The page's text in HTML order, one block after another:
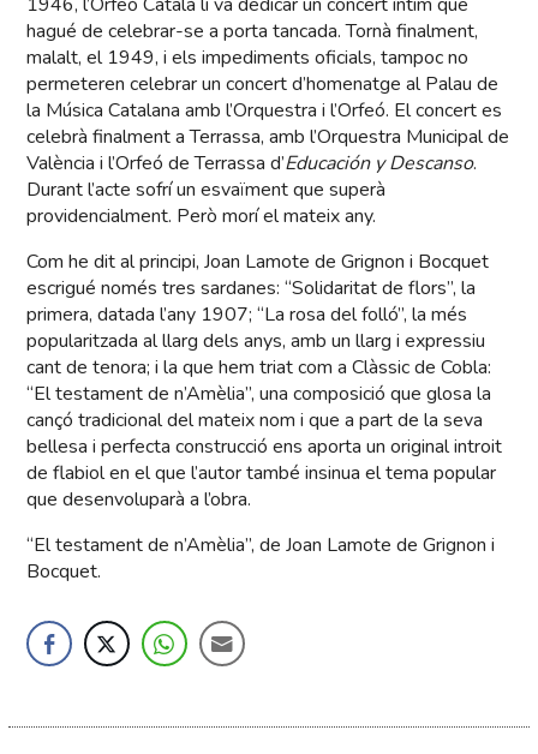
hagué de celebrar-se a porta tancada. Tornà finalment,
malalt, el 1949, i els impediments oficials, tampoc no
permeteren celebrar un concert d’homenatge al Palau de
la Música Catalana amb l’Orquestra i l’Orfeó. El concert es
celebrà finalment a Terrassa, amb l’Orquestra Municipal de
València i l’Orfeó de Terrassa d’Educación y Descanso.
Durant l’acte sofrí un esvaïment que superà
providencialment. Però morí el mateix any.
Com he dit al principi, Joan Lamote de Grignon i Bocquet
escrigué només tres sardanes: “Solidaritat de flors”, la
primera, datada l’any 1907; “La rosa del folló”, la més
popularitzada al llarg dels anys, amb un llarg i expressiu
cant de tenora; i la que hem triat com a Clàssic de Cobla:
“El testament de n’Amèlia”, una composició que glosa la
cançó tradicional del mateix nom i que a part de la seva
bellesa i perfecta construcció ens aporta un original introit
de flabiol en el que l’autor també insinua el tema popular
que desenvoluparà a l’obra.
“El testament de n’Amèlia”, de Joan Lamote de Grignon i
Bocquet.